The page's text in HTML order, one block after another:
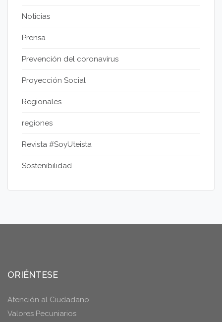
Noticias
Prensa
Prevención del coronavirus
Proyección Social
Regionales
regiones
Revista #SoyUteista
Sostenibilidad
ORIÉNTESE
Atención al Ciudadano
Valores Pecuniarios